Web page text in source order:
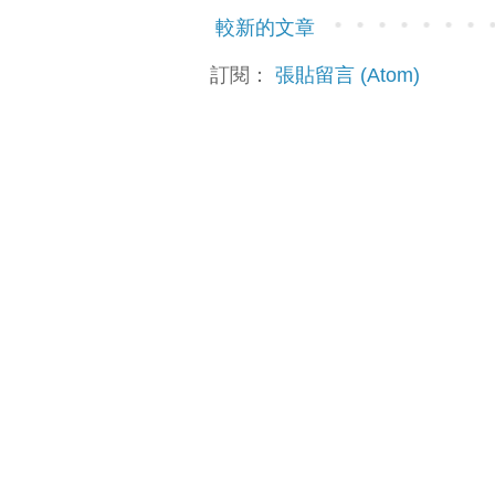
較新的文章
訂閱： 張貼留言 (Atom)